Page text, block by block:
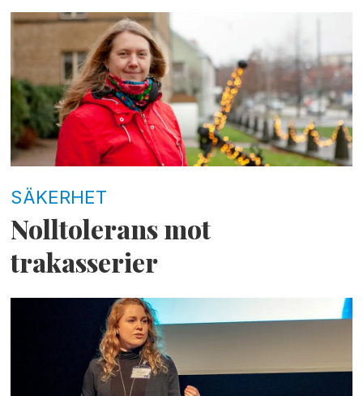
SÄKERHET
Nolltolerans mot
trakasserier